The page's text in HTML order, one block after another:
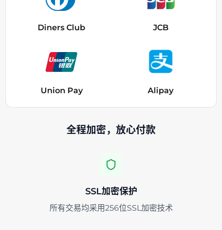
Diners Club JCB
Union Pay Alipay
全程加密，放心付款
SSL加密保护
所有交易均采用256位SSL加密技术